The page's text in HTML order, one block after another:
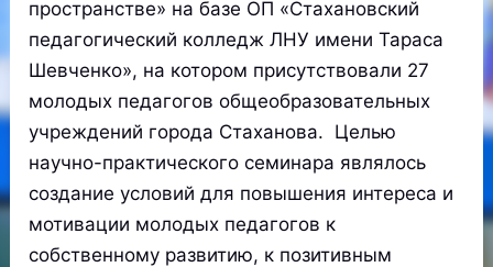
пространстве» на базе ОП «Стахановский
педагогический колледж ЛНУ имени Тараса
Шевченко», на котором присутствовали 27
молодых педагогов общеобразовательных
учреждений города Стаханова. Целью
научно-практического семинара являлось
создание условий для повышения интереса и
мотивации молодых педагогов к
собственному развитию, к позитивным